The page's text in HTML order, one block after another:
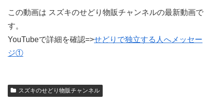
この動画は スズキのせどり物販チャンネルの最新動画で
す。
YouTubeで詳細を確認=>せどりで独立する人へメッセー
ジ①
スズキのせどり物販チャンネル